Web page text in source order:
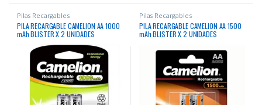
Pilas Recargables
PILA RECARGABLE CAMELION AA 1000
mAh BLISTER X 2 UNIDADES
Pilas Recargables
PILA RECARGABLE CAMELION AA 1500
mAh BLISTER X 2 UNIDADES